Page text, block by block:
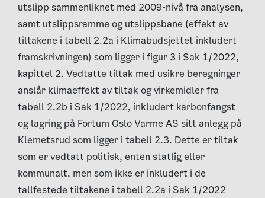
utslipp sammenliknet med 2009-nivå fra analysen,
samt utslippsramme og utslippsbane (effekt av
tiltakene i tabell 2.2a i Klimabudsjettet inkludert
framskrivningen) som ligger i figur 3 i Sak 1/2022,
kapittel 2. Vedtatte tiltak med usikre beregninger
anslår klimaeffekt av tiltak og virkemidler fra
tabell 2.2b i Sak 1/2022, inkludert karbonfangst
og lagring på Fortum Oslo Varme AS sitt anlegg på
Klemetsrud som ligger i tabell 2.3. Dette er tiltak
som er vedtatt politisk, enten statlig eller
kommunalt, men som ikke er inkludert i de
tallfestede tiltakene i tabell 2.2a i Sak 1/2022